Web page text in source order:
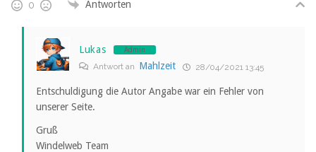
0 Antworten
Lukas Admin
Antwort an Mahlzeit 28/04/2021 13:45
Entschuldigung die Autor Angabe war ein Fehler von
unserer Seite.
Gruß
Windelweb Team